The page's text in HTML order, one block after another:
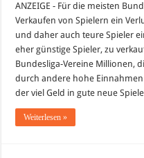
ANZEIGE - Für die meisten
Verkaufen von Spielern ein
und daher auch teure Spieler
eher günstige Spieler, zu
Bundesliga-Vereine Millionen,
durch andere hohe
der viel Geld in gute neue
Weiterlesen »